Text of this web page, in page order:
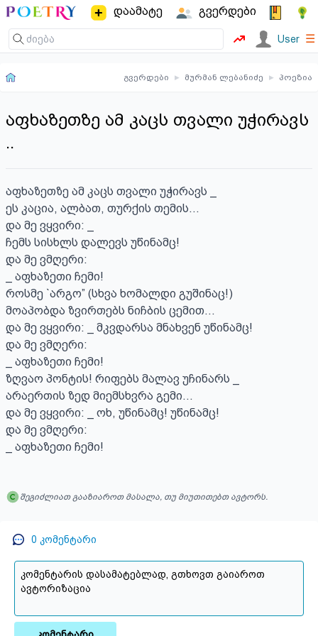
დაამატე გვერდები
User ☰
გვერდები ▸ მურმან ლებანიძე ▸ პოეზია
აფხაზეთზე ამ კაცს თვალი უჭირავს
..
აფხაზეთზე ამ კაცს თვალი უჭირავს _
ეს კაცია, ალბათ, თურქის თემის...
და მე ვყვირი: _
ჩემს სისხლს დალევს უწინამც!
და მე ვმღერი:
_ აფხაზეთი ჩემი!
როსმე `არგო” (სხვა ხომალდი გუშინაც!)
მოაპობდა ზვირთებს ნიჩბის ცემით...
და მე ვყვირი: _ მკვდარსა მნახვენ უწინამც!
და მე ვმღერი:
_ აფხაზეთი ჩემი!
ზღვაო პონტის! რიფებს მალავ უჩინარს _
არაერთის ზედ მიემსხვრა გემი...
და მე ვყვირი: _ ოხ, უწინამც! უწინამც!
და მე ვმღერი:
_ აფხაზეთი ჩემი!
შეგიძლიათ გააზიაროთ მასალა, თუ მიუთითებთ ავტორს.
0 კომენტარი